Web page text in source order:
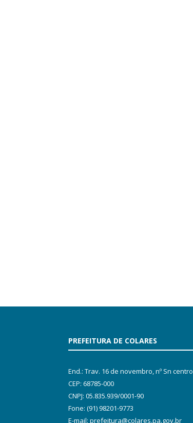
PREFEITURA DE COLARES
End.: Trav. 16 de novembro, nº Sn centro
CEP: 68785-000
CNPJ: 05.835.939/0001-90
Fone: (91) 98201-9773
E-mail: prefeitura@colares.pa.gov.br